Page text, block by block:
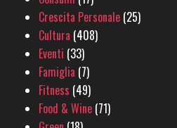
Crescita Personale (25)
Cultura (408)
Eventi (33)
Famiglia (7)
Fitness (49)
Food & Wine (71)